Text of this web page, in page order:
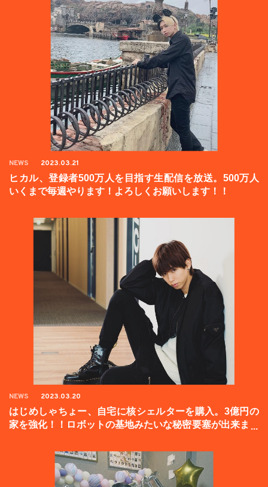
NEWS 2023.03.21
ヒカル、登録者500万人を目指す生配信を放送。500万人
いくまで毎週やります！よろしくお願いします！！
NEWS 2023.03.20
はじめしゃちょー、自宅に核シェルターを購入。3億円の
家を強化！！ロボットの基地みたいな秘密要塞が出来まし